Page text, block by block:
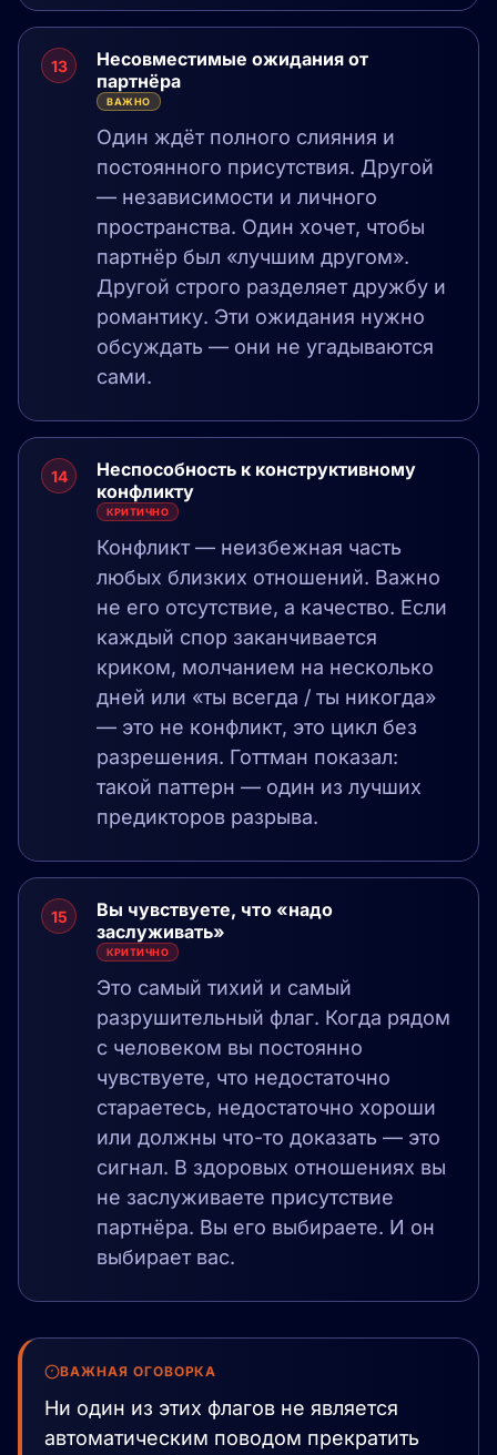
13
Несовместимые ожидания от
партнёра
ВАЖНО
Один ждёт полного слияния и
постоянного присутствия. Другой
— независимости и личного
пространства. Один хочет, чтобы
партнёр был «лучшим другом».
Другой строго разделяет дружбу и
романтику. Эти ожидания нужно
обсуждать — они не угадываются
сами.
14
Неспособность к конструктивному
конфликту
КРИТИЧНО
Конфликт — неизбежная часть
любых близких отношений. Важно
не его отсутствие, а качество. Если
каждый спор заканчивается
криком, молчанием на несколько
дней или «ты всегда / ты никогда»
— это не конфликт, это цикл без
разрешения. Готтман показал:
такой паттерн — один из лучших
предикторов разрыва.
15
Вы чувствуете, что «надо
заслуживать»
КРИТИЧНО
Это самый тихий и самый
разрушительный флаг. Когда рядом
с человеком вы постоянно
чувствуете, что недостаточно
стараетесь, недостаточно хороши
или должны что-то доказать — это
сигнал. В здоровых отношениях вы
не заслуживаете присутствие
партнёра. Вы его выбираете. И он
выбирает вас.
ВАЖНАЯ ОГОВОРКА
Ни один из этих флагов не является
автоматическим поводом прекратить